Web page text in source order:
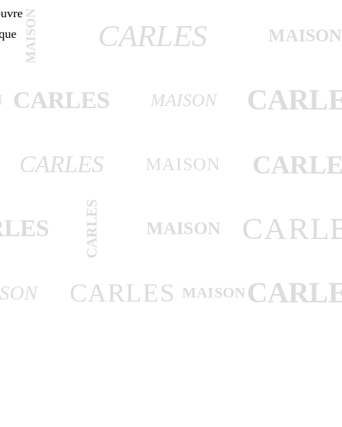
MAISON CARLES MAISON
CARLES MAISON
CARLES MAISON
CARLES MAISON
CARLES MAISON